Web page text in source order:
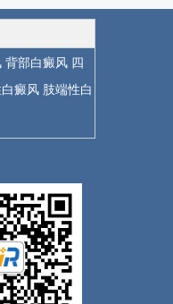
背部白癜风 四
癜风 肢端性白